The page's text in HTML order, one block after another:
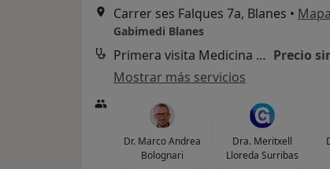
Carrer ses Falques 7a, Blanes • Mapa
Gabimedi Blanes
Primera visita Medicina General Precio
Mostrar más servicios
Dr. Marco Andrea
Bolognari
Dra. Meritxell
Lloreda Surribas